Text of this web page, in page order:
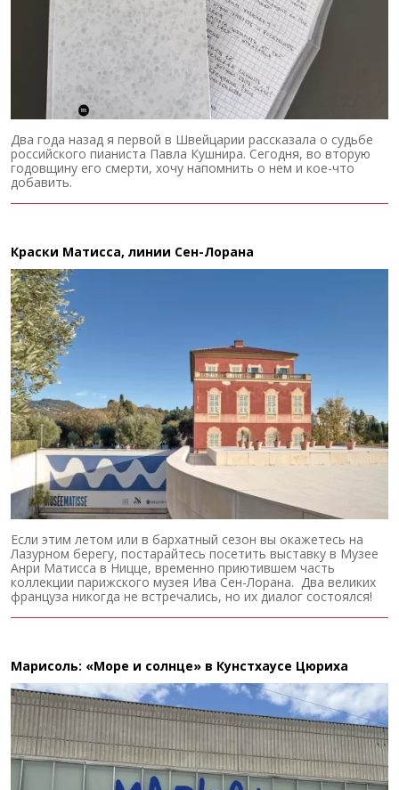
Два года назад я первой в Швейцарии рассказала о судьбе
российского пианиста Павла Кушнира. Сегодня, во вторую
годовщину его смерти, хочу напомнить о нем и кое-что
добавить.
Краски Матисса, линии Сен-Лорана
Если этим летом или в бархатный сезон вы окажетесь на
Лазурном берегу, постарайтесь посетить выставку в Музее
Анри Матисса в Ницце, временно приютившем часть
коллекции парижского музея Ива Сен-Лорана. Два великих
француза никогда не встречались, но их диалог состоялся!
Марисоль: «Море и солнце» в Кунстхаусе Цюриха